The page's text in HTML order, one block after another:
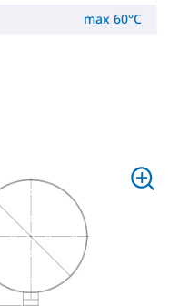
max 60°C